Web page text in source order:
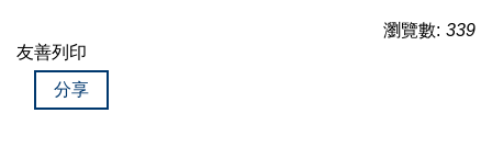
瀏覽數: 339
友善列印
分享